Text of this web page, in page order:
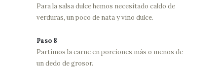
Para la salsa dulce hemos necesitado caldo de
verduras, un poco de nata y vino dulce.
Paso 8
Partimos la carne en porciones más o menos de
un dedo de grosor.